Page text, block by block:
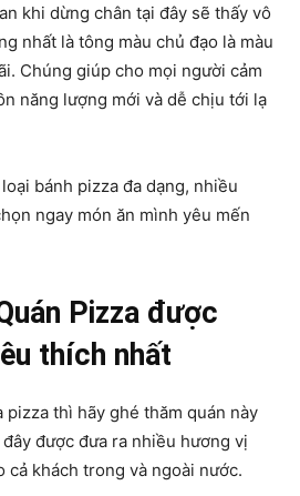
khi dừng chân tại đây sẽ thấy vô
nhất là tông màu chủ đạo là màu
Chúng giúp cho mọi người cảm
năng lượng mới và dễ chịu tới lạ
bánh pizza đa dạng, nhiều
ngay món ăn mình yêu mến
Pizza được
thích nhất
pizza thì hãy ghé thăm quán này
được đưa ra nhiều hương vị
cả khách trong và ngoài nước.